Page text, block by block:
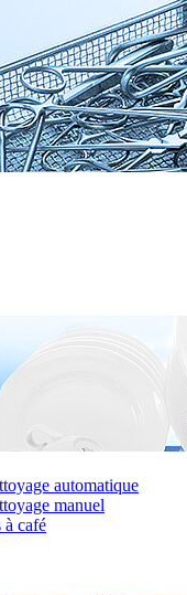
automatique
manuel
à café